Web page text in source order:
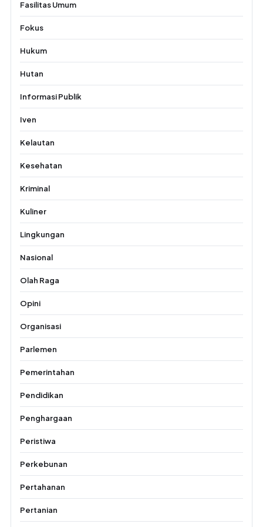
Fasilitas Umum
Fokus
Hukum
Hutan
Informasi Publik
Iven
Kelautan
Kesehatan
Kriminal
Kuliner
Lingkungan
Nasional
Olah Raga
Opini
Organisasi
Parlemen
Pemerintahan
Pendidikan
Penghargaan
Peristiwa
Perkebunan
Pertahanan
Pertanian